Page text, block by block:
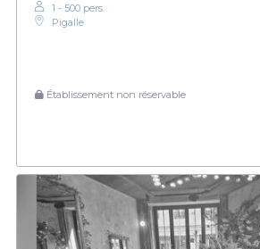
1 - 500 pers.
Pigalle
Établissement non réservable